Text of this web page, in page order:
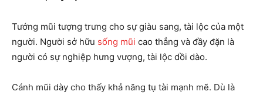
Tướng mũi tượng trưng cho sự giàu sang, tài lộc của một
người. Người sở hữu sống mũi cao thẳng và đầy đặn là
người có sự nghiệp hưng vượng, tài lộc dồi dào.
Cánh mũi dày cho thấy khả năng tụ tài mạnh mẽ. Dù là